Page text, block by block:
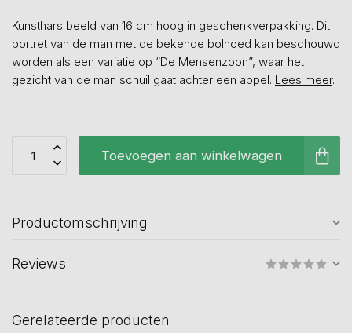
Kunsthars beeld van 16 cm hoog in geschenkverpakking. Dit
portret van de man met de bekende bolhoed kan beschouwd
worden als een variatie op “De Mensenzoon”, waar het
gezicht van de man schuil gaat achter een appel. Lees meer.
Toevoegen aan winkelwagen
Productomschrijving
Reviews
Gerelateerde producten